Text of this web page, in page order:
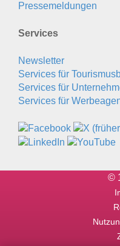
Pressemeldungen
Services
Newsletter
Services für
Services für
Services für
©